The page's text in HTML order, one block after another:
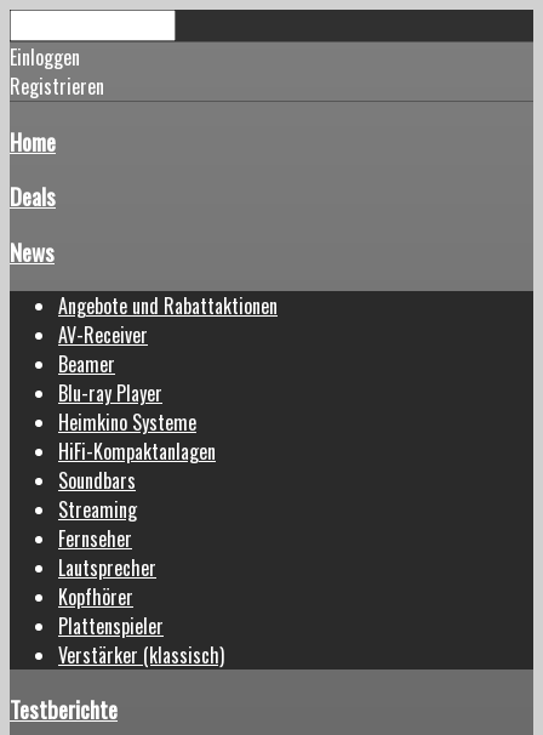
Einloggen
Registrieren
Home
Deals
News
Angebote und Rabattaktionen
AV-Receiver
Beamer
Blu-ray Player
Heimkino Systeme
HiFi-Kompaktanlagen
Soundbars
Streaming
Fernseher
Lautsprecher
Kopfhörer
Plattenspieler
Verstärker (klassisch)
Testberichte